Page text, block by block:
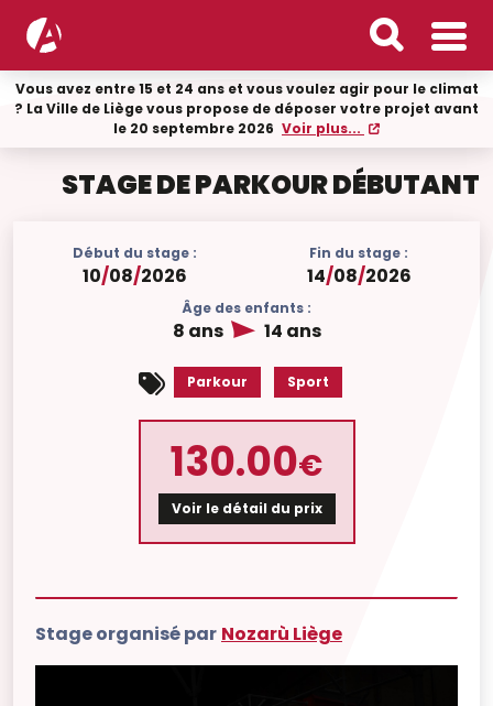
Vous avez entre 15 et 24 ans et vous voulez agir pour le climat
? La Ville de Liège vous propose de déposer votre projet avant
le 20 septembre 2026 Voir plus...
STAGE DE PARKOUR DÉBUTANT
Début du stage :
10/08/2026
Fin du stage :
14/08/2026
Âge des enfants :
8 ans 14 ans
Parkour Sport
130.00€
Voir le détail du prix
Stage organisé par Nozarù Liège